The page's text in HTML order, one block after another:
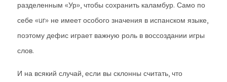
разделенным «Ур», чтобы сохранить каламбур. Само по
себе «ur» не имеет особого значения в испанском языке,
поэтому дефис играет важную роль в воссоздании игры
слов.
И на всякий случай, если вы склонны считать, что